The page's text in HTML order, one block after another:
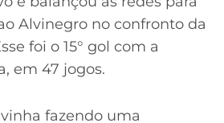
Alvinegro no confronto da
foi o 15° gol com a
em 47 jogos.
fazendo uma